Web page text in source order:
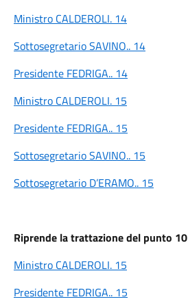
Ministro CALDEROLI. 14
Sottosegretario SAVINO.. 14
Presidente FEDRIGA.. 14
Ministro CALDEROLI. 15
Presidente FEDRIGA.. 15
Sottosegretario SAVINO.. 15
Sottosegretario D’ERAMO.. 15
Riprende la trattazione del punto 10
Ministro CALDEROLI. 15
Presidente FEDRIGA.. 15